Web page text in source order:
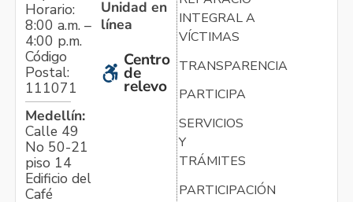
Horario:
8:00 a.m. –
4:00 p.m.
Código
Postal:
111071
Medellín:
Calle 49
No 50-21
piso 14
Edificio del
Café
Unidad en
línea
Centro
de
relevo
INTEGRAL A
VÍCTIMAS
TRANSPARENCIA
PARTICIPA
SERVICIOS
Y
TRÁMITES
PARTICIPACIÓN